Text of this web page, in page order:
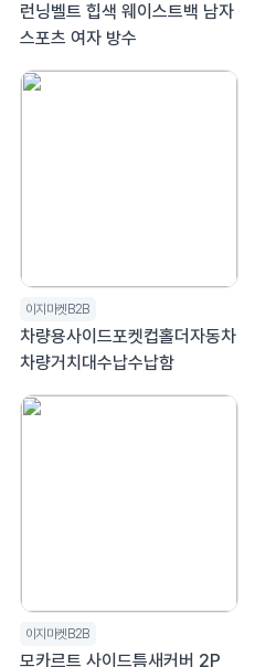
런닝벨트 힙색 웨이스트백 남자
스포츠 여자 방수
이지마켓B2B
차량용사이드포켓컵홀더자동차
차량거치대수납수납함
이지마켓B2B
모카르트 사이드틈새커버 2P